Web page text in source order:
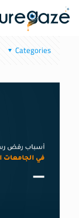
Categories